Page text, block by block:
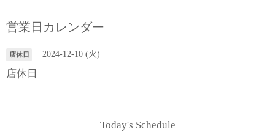
営業日カレンダー
店休日 2024-12-10 (火)
店休日
Today's Schedule